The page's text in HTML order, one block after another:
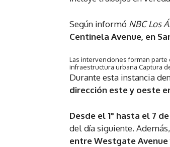
Según informó NBC Los
Centinela Avenue, en
Las intervenciones forman
infraestructura urbana Captura
Durante esta instancia
dirección este y oeste
Desde el 1° hasta el 7
del día siguiente. Además,
entre Westgate Avenue